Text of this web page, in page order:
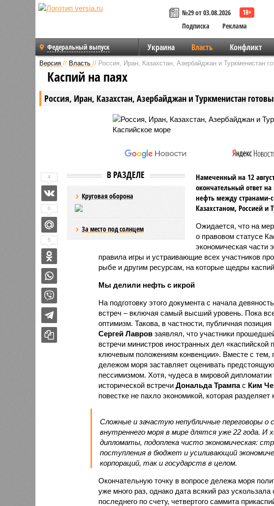
№29 от 03.08.2026
Подписка
Реклама
Федеральный выпуск Украина Власть Конфликт
Версия // Власть // Россия, Иран, Казахстан, Азербайджан и Туркменистан
Россия, Иран, Казахстан, Азербайджан и Туркменистан
Каспий на паях
В РАЗДЕЛЕ
Круговая оборона
За место под солнцем
Намеченный на 12
окончательный ответ
нефть между странами-
Казахстаном, Россией и
Ожидается, что на
о правовом статусе
экономическая части
правила игры и устраивающие всех участников
рыбе и другим ресурсам, на которые щедры
Мы делили нефть с икрой
На подготовку этого документа с начала
встреч – включая самый высший уровень. Пока
оптимизм. Такова, в частности, публичная
Сергей Лавровзаявлял, что участники
встречи министров иностранных дел «каспийской
ключевым положениям конвенции». Вместе с тем,
дележом моря заставляет оценивать
пессимизмом. Хотя, чудеса в мировой
исторической встречи Дональда Трампас Ким
повестке не пахло экономикой, которая
Сложные и зачастую непубличные переговоры о
внутреннего моря в мире длятся уже 22 года. И
дипломаты, подоплека чисто экономическая:
поступления в бюджет и усиливающий
корпораций, так и государств в целом.
Окончательную точку в вопросе дележа моря
уже много раз, однако дата всякий раз
последнего по счету, четвертого саммита
4
0
5